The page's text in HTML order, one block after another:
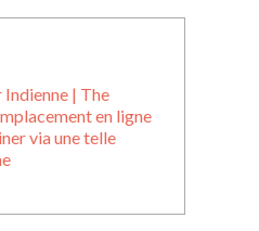
| The
en ligne
via une telle